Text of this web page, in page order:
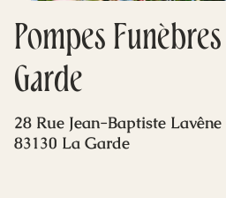
Pompes
Garde
28 Rue Jean-Baptiste Lavêne
83130 La Garde